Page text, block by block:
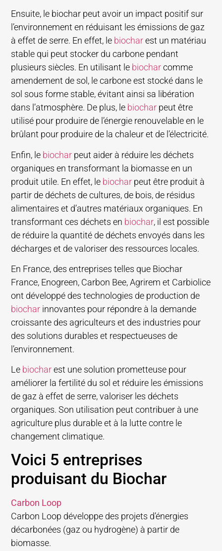
Ensuite, le biochar peut avoir un impact positif sur
l’environnement en réduisant les émissions de gaz
à effet de serre. En effet, le biocharest un matériau
stable qui peut stocker du carbone pendant
plusieurs siècles. En utilisant le biocharcomme
amendement de sol, le carbone est stocké dans le
sol sous forme stable, évitant ainsi sa libération
dans l’atmosphère. De plus, le biochar peut être
utilisé pour produire de l’énergie renouvelable en le
brûlant pour produire de la chaleur et de l’électricité.
Enfin, le biochar peut aider à réduire les déchets
organiques en transformant la biomasse en un
produit utile. En effet, le biochar peut être produit à
partir de déchets de cultures, de bois, de résidus
alimentaires et d’autres matériaux organiques. En
transformant ces déchets en biochar, il est possible
de réduire la quantité de déchets envoyés dans les
décharges et de valoriser des ressources locales.
En France, des entreprises telles que Biochar
France, Enogreen, Carbon Bee, Agrirem et Carbiolice
ont développé des technologies de production de
biochar innovantes pour répondre à la demande
croissante des agriculteurs et des industries pour
des solutions durables et respectueuses de
l’environnement.
Le biocharest une solution prometteuse pour
améliorer la fertilité du sol et réduire les émissions
de gaz à effet de serre, valoriser les déchets
organiques. Son utilisation peut contribuer à une
agriculture plus durable et à la lutte contre le
changement climatique.
Voici 5 entreprises
produisant du Biochar
Carbon Loop
Carbon Loop développe des projets d’énergies
décarbonées (gaz ou hydrogène) à partir de
biomasse.